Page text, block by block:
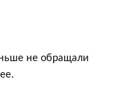
не обращали